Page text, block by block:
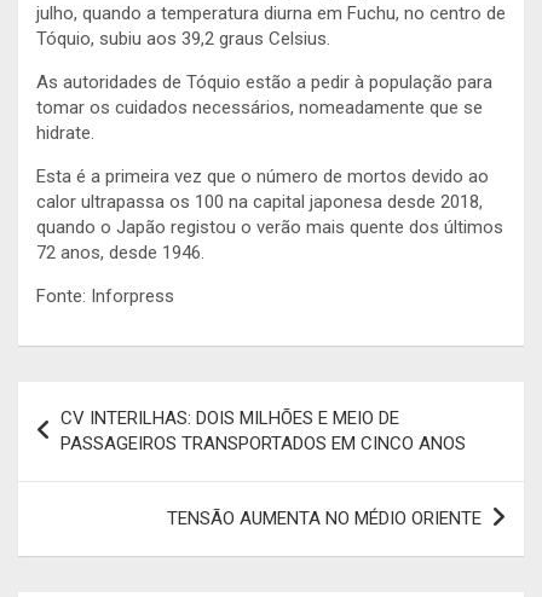
julho, quando a temperatura diurna em Fuchu, no centro de
Tóquio, subiu aos 39,2 graus Celsius.
As autoridades de Tóquio estão a pedir à população para
tomar os cuidados necessários, nomeadamente que se
hidrate.
Esta é a primeira vez que o número de mortos devido ao
calor ultrapassa os 100 na capital japonesa desde 2018,
quando o Japão registou o verão mais quente dos últimos
72 anos, desde 1946.
Fonte: Inforpress
de
artigos
CV INTERILHAS: DOIS MILHÕES E MEIO DE
PASSAGEIROS TRANSPORTADOS EM CINCO ANOS
TENSÃO AUMENTA NO MÉDIO ORIENTE